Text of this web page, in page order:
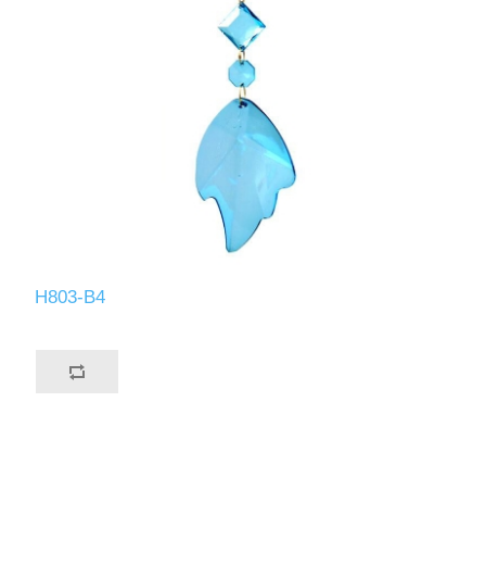
H803-B4